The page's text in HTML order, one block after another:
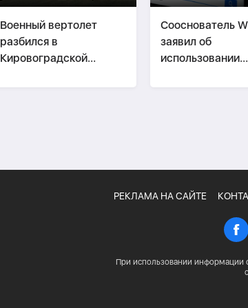
Военный вертолет
разбился в
Кировоградской
Сооснователь
заявил об
использовании
инструмента
РЕКЛАМА НА САЙТЕ
При использовании информации